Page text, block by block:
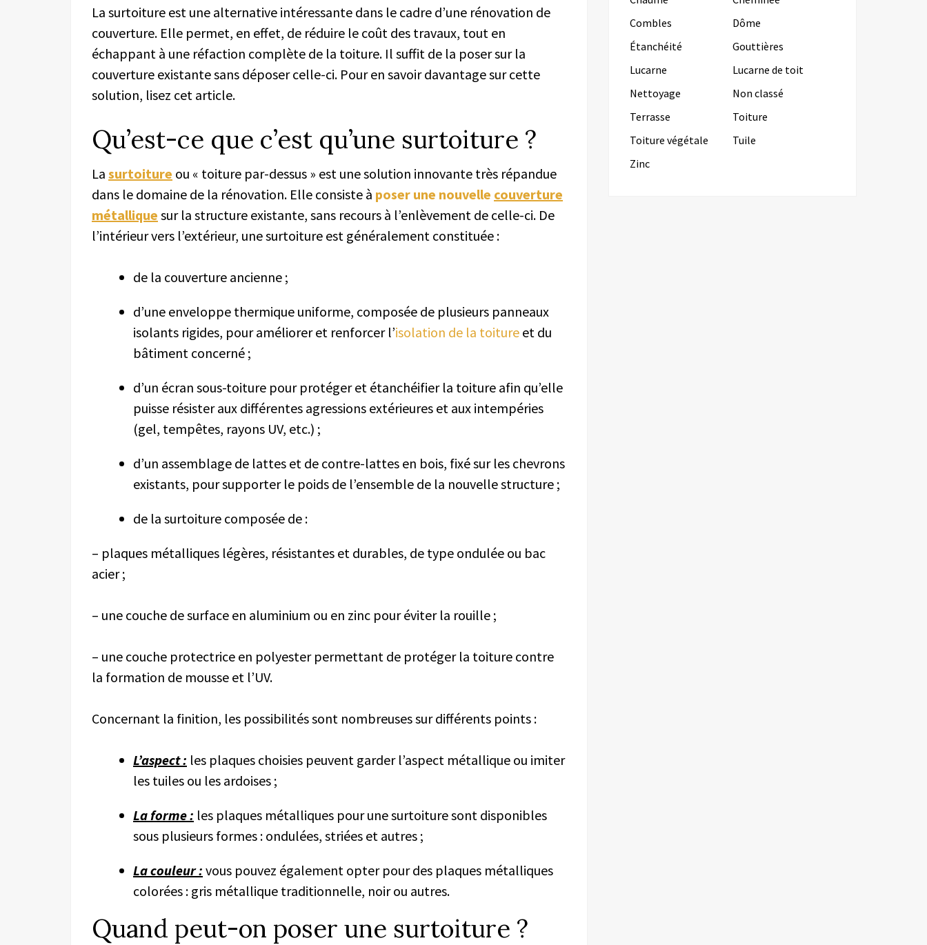
La surtoiture est une alternative intéressante dans le cadre d’une rénovation de
couverture. Elle permet, en effet, de réduire le coût des travaux, tout en
échappant à une réfaction complète de la toiture. Il suffit de la poser sur la
couverture existante sans déposer celle-ci. Pour en savoir davantage sur cette
solution, lisez cet article.
Qu’est-ce que c’est qu’une surtoiture ?
La surtoiture ou « toiture par-dessus » est une solution innovante très répandue
dans le domaine de la rénovation. Elle consiste à poser une nouvelle couverture
métallique sur la structure existante, sans recours à l’enlèvement de celle-ci. De
l’intérieur vers l’extérieur, une surtoiture est généralement constituée :
de la couverture ancienne ;
d’une enveloppe thermique uniforme, composée de plusieurs panneaux
isolants rigides, pour améliorer et renforcer l’isolation de la toiture et du
bâtiment concerné ;
d’un écran sous-toiture pour protéger et étanchéifier la toiture afin qu’elle
puisse résister aux différentes agressions extérieures et aux intempéries
(gel, tempêtes, rayons UV, etc.) ;
d’un assemblage de lattes et de contre-lattes en bois, fixé sur les chevrons
existants, pour supporter le poids de l’ensemble de la nouvelle structure ;
de la surtoiture composée de :
– plaques métalliques légères, résistantes et durables, de type ondulée ou bac
acier ;
– une couche de surface en aluminium ou en zinc pour éviter la rouille ;
– une couche protectrice en polyester permettant de protéger la toiture contre
la formation de mousse et l’UV.
Concernant la finition, les possibilités sont nombreuses sur différents points :
L’aspect : les plaques choisies peuvent garder l’aspect métallique ou imiter
les tuiles ou les ardoises ;
La forme : les plaques métalliques pour une surtoiture sont disponibles
sous plusieurs formes : ondulées, striées et autres ;
La couleur : vous pouvez également opter pour des plaques métalliques
colorées : gris métallique traditionnelle, noir ou autres.
Quand peut-on poser une surtoiture ?
Combles
Dôme
Étanchéité
Gouttières
Lucarne
Lucarne de toit
Nettoyage
Non classé
Terrasse
Toiture
Toiture végétale
Tuile
Zinc